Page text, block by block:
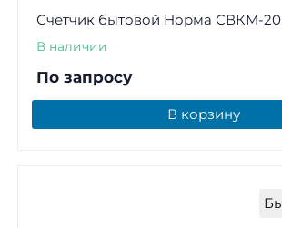
Счетчик бытовой Норма СВКМ-
В наличии
По запросу
В корзину